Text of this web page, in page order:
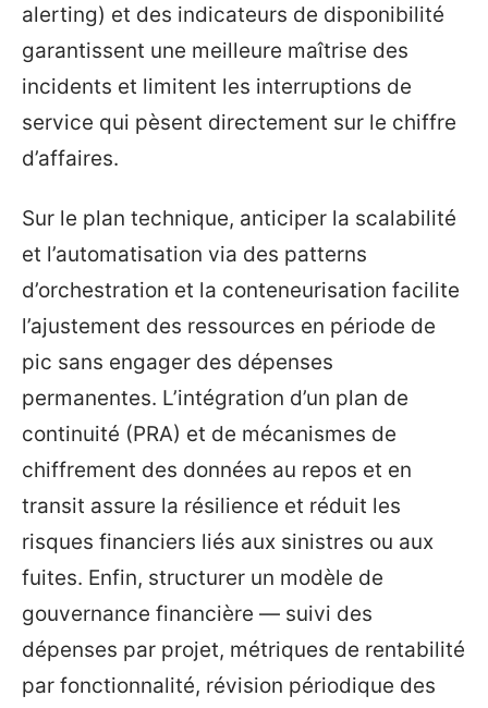
alerting) et des indicateurs de disponibilité
garantissent une meilleure maîtrise des
incidents et limitent les interruptions de
service qui pèsent directement sur le chiffre
d’affaires.
Sur le plan technique, anticiper la scalabilité
et l’automatisation via des patterns
d’orchestration et la conteneurisation facilite
l’ajustement des ressources en période de
pic sans engager des dépenses
permanentes. L’intégration d’un plan de
continuité (PRA) et de mécanismes de
chiffrement des données au repos et en
transit assure la résilience et réduit les
risques financiers liés aux sinistres ou aux
fuites. Enfin, structurer un modèle de
gouvernance financière — suivi des
dépenses par projet, métriques de rentabilité
par fonctionnalité, révision périodique des